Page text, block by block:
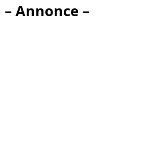
– Annonce –